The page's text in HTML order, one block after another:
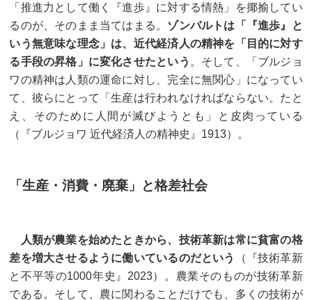
「推進力として働く『進歩』に対する情熱」を揶揄してい
るのが、そのまま当てはまる。 ゾンバルトは「『進歩』と
いう無意味な理念」は、近代経済人の精神を「目的に対す
る手段の昇格」に変化させたという 。そして、「ブルジョ
ワの精神は人類の運命に対し、完全に無関心」になってい
て、彼らにとって「生産は行われなければならない。たと
え、そのために人間が滅びようとも」と皮肉っている
（『ブルジョワ 近代経済人の精神史』1913）。
「生産・消費・廃棄」と格差社会
人類が農業を始めたときから、技術革新は常に貧富の格
差を増大させるように働いているのだという
（『技術革新
と不平等の1000年史』2023）。農業そのものが技術革新
である。そして、農に関わることだけでも、多くの技術が